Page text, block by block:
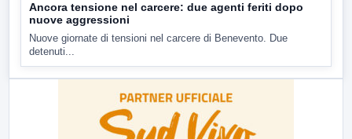
Ancora tensione nel carcere: due agenti feriti dopo
nuove aggressioni
Nuove giornate di tensioni nel carcere di Benevento. Due
detenuti...